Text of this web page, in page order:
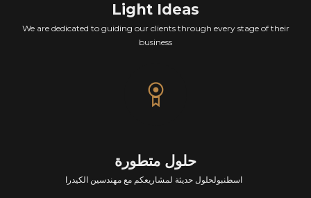
Light Ideas
We are dedicated to guiding our clients through every stage of their
business
حلول متطورة
اسطنبولحلول حديثة لمشاريعكم مع مهندسين الكيدرا